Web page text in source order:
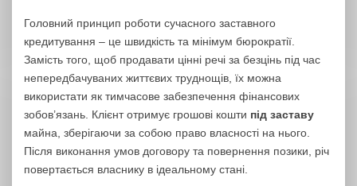
Головний принцип роботи сучасного заставного
кредитування – це швидкість та мінімум бюрократії.
Замість того, щоб продавати цінні речі за безцінь під час
непередбачуваних життєвих труднощів, їх можна
використати як тимчасове забезпечення фінансових
зобов’язань. Клієнт отримує грошові кошти під заставу
майна, зберігаючи за собою право власності на нього.
Після виконання умов договору та повернення позики, річ
повертається власнику в ідеальному стані.